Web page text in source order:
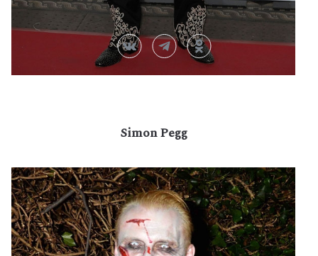
Simon Pegg